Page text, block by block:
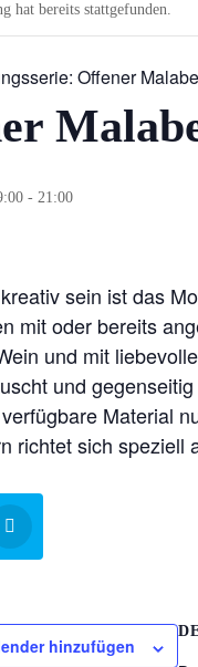
hat bereits stattgefunden.
Offener
- 21:00
sein ist das
mit oder bereits
und mit
und
Material
richtet sich speziell
hinzufügen